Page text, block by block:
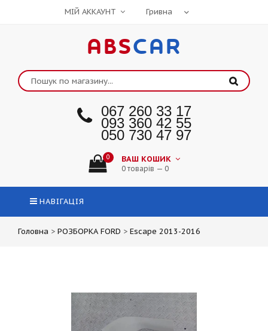
МІЙ АККАУНТ
ABSCAR
067 260 33 17
093 360 42 55
050 730 47 97
0 ВАШ КОШИК
0 товарів — 0
НАВІГАЦІЯ
Головна > РОЗБОРКА FORD > Escape 2013-2016